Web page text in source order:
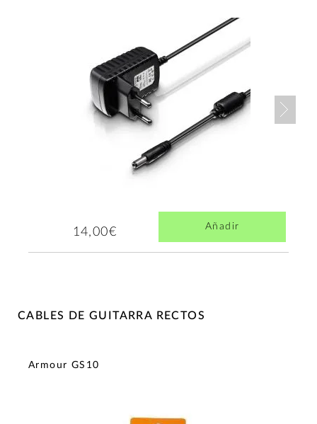
14,00€ Añadir
CABLES DE GUITARRA RECTOS
Armour GS10